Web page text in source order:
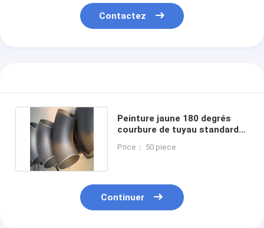
Contactez
Peinture jaune 180 degrés
courbure de tuyau standard
Price： 50 piece
Continuer